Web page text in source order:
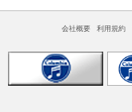
会社概要 利用規約